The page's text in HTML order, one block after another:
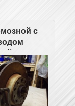
с